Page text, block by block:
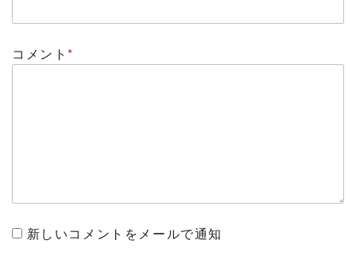
コメント*
新しいコメントをメールで通知